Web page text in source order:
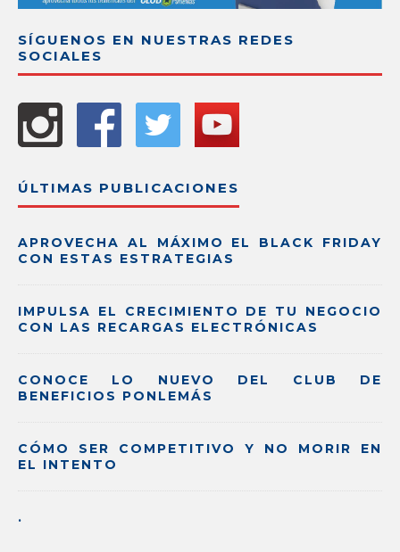
SÍGUENOS EN NUESTRAS REDES
SOCIALES
ÚLTIMAS PUBLICACIONES
APROVECHA AL MÁXIMO EL BLACK FRIDAY
CON ESTAS ESTRATEGIAS
IMPULSA EL CRECIMIENTO DE TU NEGOCIO
CON LAS RECARGAS ELECTRÓNICAS
CONOCE LO NUEVO DEL CLUB DE
BENEFICIOS PONLEMÁS
CÓMO SER COMPETITIVO Y NO MORIR EN
EL INTENTO
.